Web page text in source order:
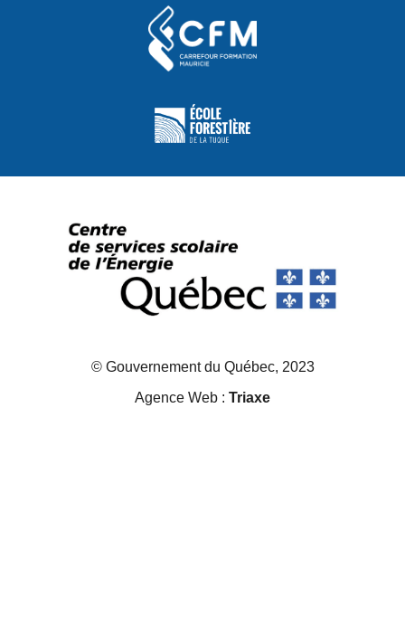
© Gouvernement du Québec, 2023
Agence Web : Triaxe